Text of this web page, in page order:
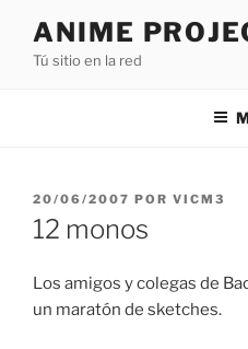
contenido
ANIME
Tú sitio en la red
PUBLICADO
EL
20/06/2007 POR VICM3
12 monos
Los amigos y colegas de
un maratón de sketches.